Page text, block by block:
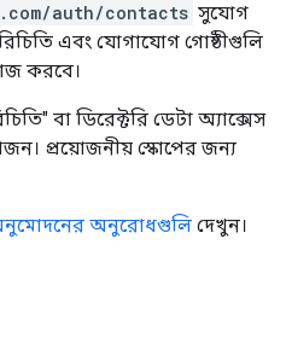
auth/contacts সুযোগ
এবং যোগাযোগ গোষ্ঠীগুলি
করবে।
বা ডিরেক্টরি ডেটা অ্যাক্সেস
প্রয়োজনীয় স্কোপের জন্য
অনুরোধগুলি দেখুন।